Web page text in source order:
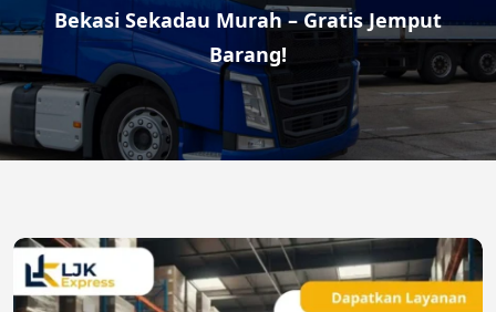
Bekasi Sekadau Murah – Gratis Jemput
Barang!